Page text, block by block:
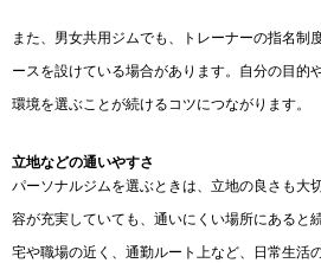
また、男女共用ジムでも、トレーナーの指名制
ースを設けている場合があります。自分の目的
環境を選ぶことが続けるコツにつながります。
立地などの通いやすさ
パーソナルジムを選ぶときは、立地の良さも大
容が充実していても、通いにくい場所にあると
宅や職場の近く、通勤ルート上など、日常生活